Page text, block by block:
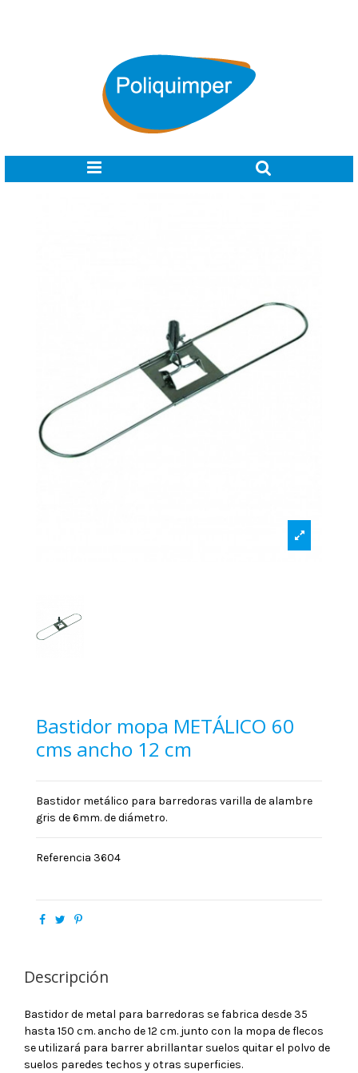
Bastidor mopa METÁLICO 60
cms ancho 12 cm
Bastidor metálico para barredoras varilla de alambre
gris de 6mm. de diámetro.
Referencia 3604
Descripción
Bastidor de metal para barredoras se fabrica desde 35
hasta 150 cm. ancho de 12 cm. junto con la mopa de flecos
se utilizará para barrer abrillantar suelos quitar el polvo de
suelos paredes techos y otras superficies.